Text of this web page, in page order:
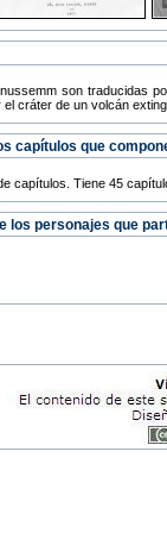
son traducidas
cráter de un volcán
capítulos que
capítulos. Tiene 45
los personajes que